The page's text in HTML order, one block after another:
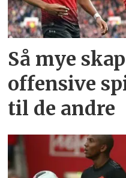
Så mye
offensive
til de andre